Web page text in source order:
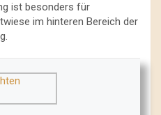
ist besonders für
im hinteren Bereich der